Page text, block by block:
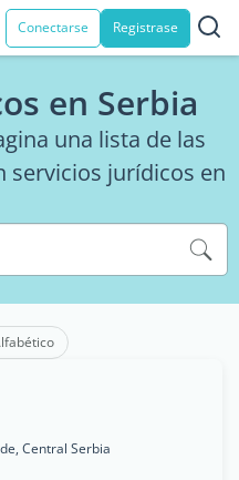
Conectarse Registrase
en Serbia
una lista de las
servicios jurídicos en
Central Serbia